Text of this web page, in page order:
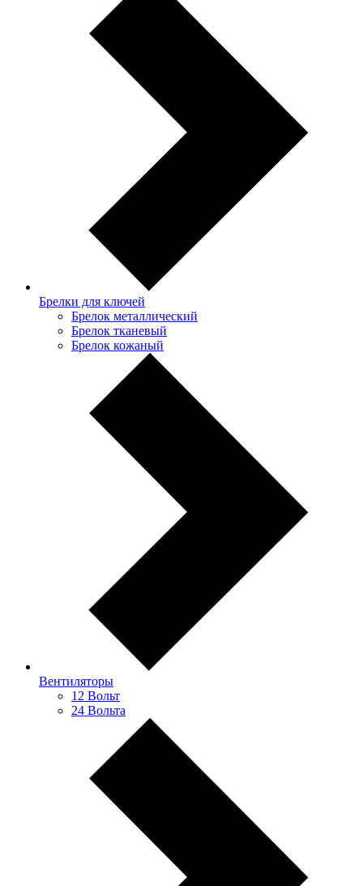
Брелки для ключей
Брелок металлический
Брелок тканевый
Брелок кожаный
Вентиляторы
12 Вольт
24 Вольта